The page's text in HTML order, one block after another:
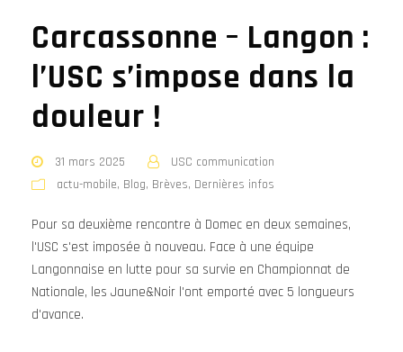
Carcassonne – Langon :
l’USC s’impose dans la
douleur !
31 mars 2025
USC communication
actu-mobile, Blog, Brèves, Dernières infos
Pour sa deuxième rencontre à Domec en deux semaines,
l'USC s'est imposée à nouveau. Face à une équipe
Langonnaise en lutte pour sa survie en Championnat de
Nationale, les Jaune&Noir l'ont emporté avec 5 longueurs
d'avance.